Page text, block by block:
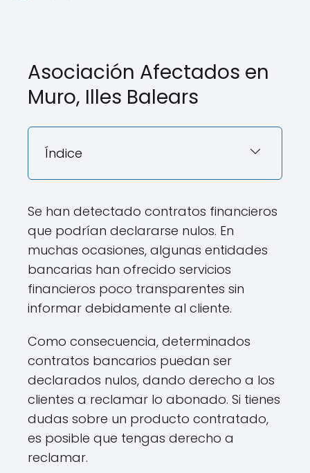
Asociación Afectados en
Muro, Illes Balears
Índice
Se han detectado contratos financieros
que podrían declararse nulos. En
muchas ocasiones, algunas entidades
bancarias han ofrecido servicios
financieros poco transparentes sin
informar debidamente al cliente.
Como consecuencia, determinados
contratos bancarios puedan ser
declarados nulos, dando derecho a los
clientes a reclamar lo abonado. Si tienes
dudas sobre un producto contratado,
es posible que tengas derecho a
reclamar.